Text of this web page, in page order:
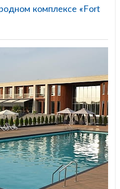
комплексе «Fort